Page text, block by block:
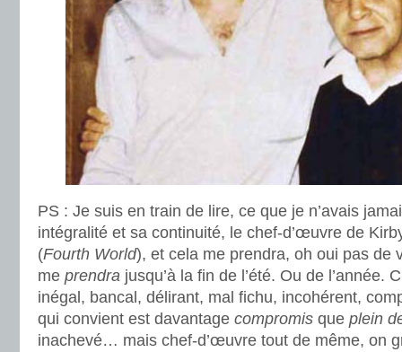
PS : Je suis en train de lire, ce que je n’avais
intégralité et sa continuité, le chef-d’œuvre de
(Fourth World), et cela me prendra, oh oui pas de
me prendra jusqu’à la fin de l’été. Ou de l’année.
inégal, bancal, délirant, mal fichu, incohérent,
qui convient est davantage compromis que plein
inachevé… mais chef-d’œuvre tout de même, on